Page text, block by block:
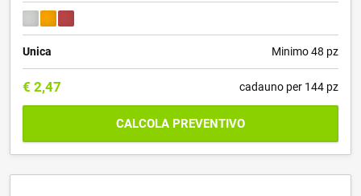
Unica Minimo 48 pz
€ 2,47 cadauno per 144 pz
CALCOLA PREVENTIVO